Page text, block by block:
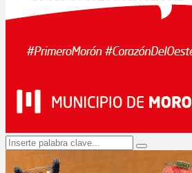
Search
for:
Search